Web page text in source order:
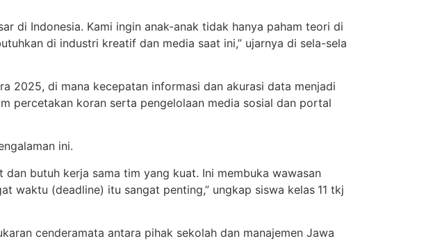
di Indonesia. Kami ingin anak-anak tidak hanya paham teori di
di industri kreatif dan media saat ini,” ujarnya di sela-sela
2025, di mana kecepatan informasi dan akurasi data menjadi
percetakan koran serta pengelolaan media sosial dan portal
ini.
butuh kerja sama tim yang kuat. Ini membuka wawasan
waktu (deadline) itu sangat penting,” ungkap siswa kelas 11 tkj
cenderamata antara pihak sekolah dan manajemen Jawa